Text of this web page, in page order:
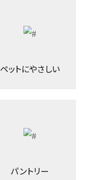
ペットにやさしい
パントリー